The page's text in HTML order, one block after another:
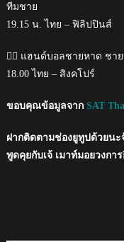
ทีมชาย
19.15 น. ไทย – ฟิลิปปินส์
🤾‍♂️ แฮนด์บอลชายหาด ชาย
18.00 ไทย – สิงคโปร์
ขอบคุณข้อมูลจาก SAT
ฝากติดตามช่องยูทูปด้วยนะ
พูดคุยกับเจ้ เมาท์มอยวงกา